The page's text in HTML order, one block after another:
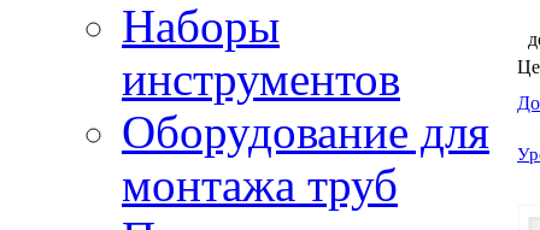
Наборы
инструментов
Оборудование для
монтажа труб